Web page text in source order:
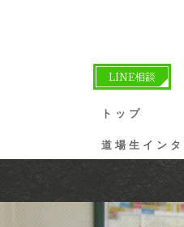
LINE相談
トップ
道場生イン